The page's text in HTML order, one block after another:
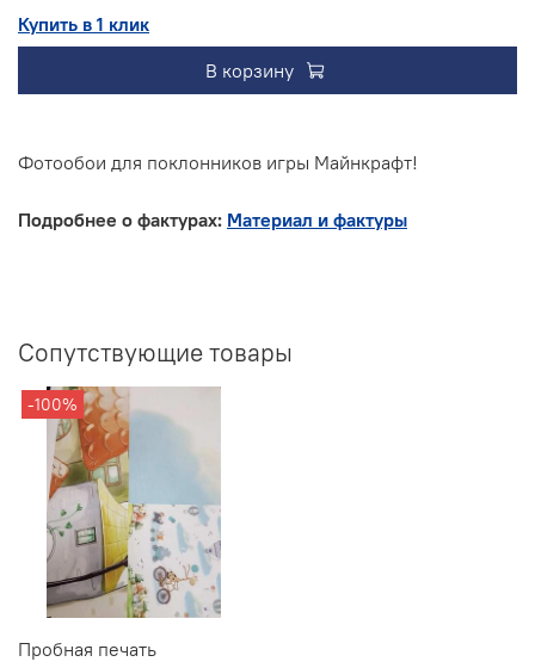
Купить в 1 клик
В корзину
Фотообои для поклонников игры Майнкрафт!
Подробнее о фактурах: Материал и фактуры
Сопутствующие товары
-100%
Пробная печать